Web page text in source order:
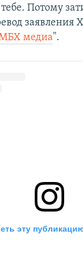
Потому
заявления
медиа".